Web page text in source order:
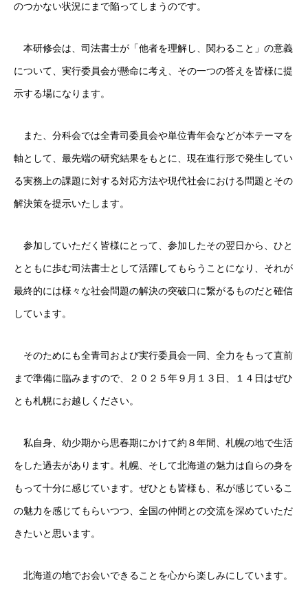
のつかない状況にまで陥ってしまうのです。
本研修会は、司法書士が「他者を理解し、関わること」の意義
について、実行委員会が懸命に考え、その一つの答えを皆様に提
示する場になります。
また、分科会では全青司委員会や単位青年会などが本テーマを
軸として、最先端の研究結果をもとに、現在進行形で発生してい
る実務上の課題に対する対応方法や現代社会における問題とその
解決策を提示いたします。
参加していただく皆様にとって、参加したその翌日から、ひと
とともに歩む司法書士として活躍してもらうことになり、それが
最終的には様々な社会問題の解決の突破口に繋がるものだと確信
しています。
そのためにも全青司および実行委員会一同、全力をもって直前
まで準備に臨みますので、２０２５年９月１３日、１４日はぜひ
とも札幌にお越しください。
私自身、幼少期から思春期にかけて約８年間、札幌の地で生活
をした過去があります。札幌、そして北海道の魅力は自らの身を
もって十分に感じています。ぜひとも皆様も、私が感じているこ
の魅力を感じてもらいつつ、全国の仲間との交流を深めていただ
きたいと思います。
北海道の地でお会いできることを心から楽しみにしています。